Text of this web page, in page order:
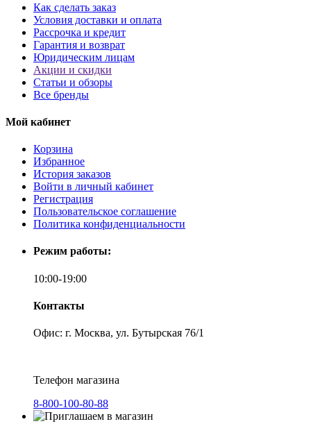
Как сделать заказ
Условия доставки и оплата
Рассрочка и кредит
Гарантия и возврат
Юридическим лицам
Акции и скидки
Статьи и обзоры
Все бренды
Мой кабинет
Корзина
Избранное
История заказов
Войти в личный кабинет
Регистрация
Пользовательское соглашение
Политика конфиденциальности
Режим работы:
10:00-19:00
Контакты
Офис: г. Москва, ул. Бутырская 76/1
Телефон магазина
8-800-100-80-88